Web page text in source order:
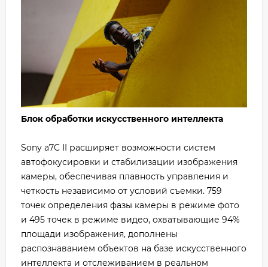
Блок обработки искусственного интеллекта
Sony a7C II расширяет возможности систем
автофокусировки и стабилизации изображения
камеры, обеспечивая плавность управления и
четкость независимо от условий съемки. 759
точек определения фазы камеры в режиме фото
и 495 точек в режиме видео, охватывающие 94%
площади изображения, дополнены
распознаванием объектов на базе искусственного
интеллекта и отслеживанием в реальном